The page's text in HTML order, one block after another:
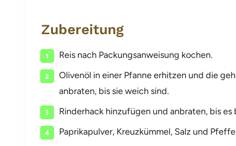
Zubereitung
Reis nach Packungsanweisung kochen.
Olivenöl in einer Pfanne erhitzen und die
anbraten, bis sie weich sind.
Rinderhack hinzufügen und anbraten, bis es
Paprikapulver, Kreuzkümmel, Salz und